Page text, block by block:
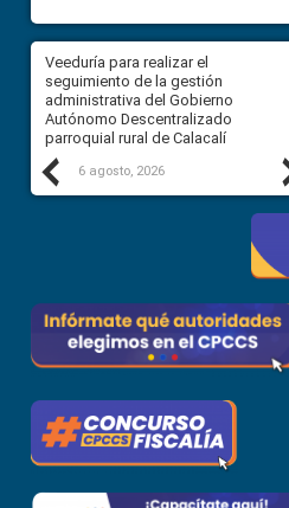
Previous
Veeduría para realizar el
seguimiento de la gestión
administrativa del Gobierno
Autónomo Descentralizado
parroquial rural de Calacalí
6 agosto, 2026